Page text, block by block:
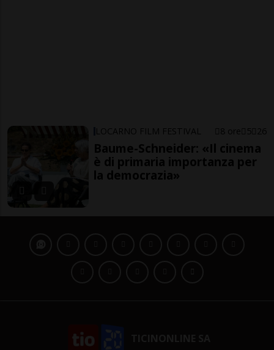
LOCARNO FILM FESTIVAL 8 ore 5 26
Baume-Schneider: «Il cinema
è di primaria importanza per
la democrazia»